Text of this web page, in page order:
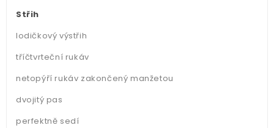
Střih
lodičkový výstřih
tříčtvrteční rukáv
netopýří rukáv zakončený manžetou
dvojitý pas
perfektně sedí